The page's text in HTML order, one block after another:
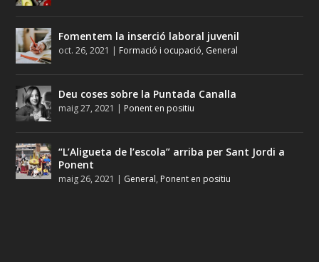
Fomentem la inserció laboral juvenil
oct. 26, 2021 | Formació i ocupació, General
Deu coses sobre la Puntada Canalla
maig 27, 2021 | Ponent en positiu
“L’Aligueta de l’escola” arriba per Sant Jordi a
Ponent
maig 26, 2021 | General, Ponent en positiu